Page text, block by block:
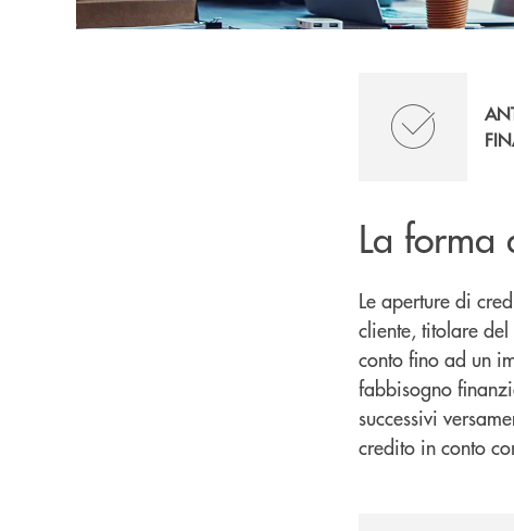
La forma
Le aperture di
cliente, titolare
conto fino ad un
fabbisogno
successivi
credito in conto